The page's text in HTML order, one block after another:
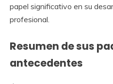
papel significativo en su
profesional.
Resumen de sus
antecedentes